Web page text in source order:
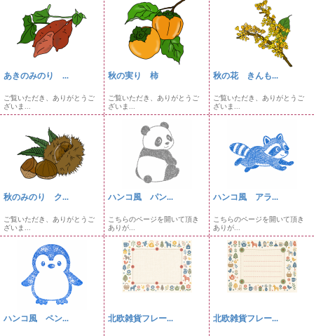
あきのみのり ...
ご覧いただき、ありがとうご
ざいま...
秋の実り 柿
ご覧いただき、ありがとうご
ざいま...
秋の花 きんも...
ご覧いただき、ありがとうご
ざいま...
秋のみのり ク...
ご覧いただき、ありがとうご
ざいま...
ハンコ風 パン...
こちらのページを開いて頂き
ありが...
ハンコ風 アラ...
こちらのページを開いて頂き
ありが...
ハンコ風 ペン... 北欧雑貨フレー... 北欧雑貨フレー...